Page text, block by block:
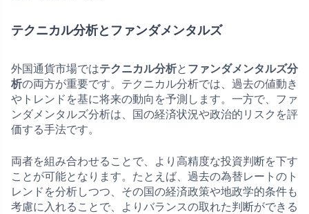
テクニカル分析とファンダメンタルズ
外国通貨市場ではテクニカル分析と ファンダメンタルズ分
析の両方が重要です。テクニカル分析では、過去の値動き
やトレンドを基に将来の動向を予測します。一方で、ファ
ンダメンタルズ分析は、国の経済状況や政治的リスクを評
価する手法です。
両者を組み合わせることで、より高精度な投資判断を下す
ことが可能となります。たとえば、過去の為替レートのト
レンドを分析しつつ、その国の経済政策や地政学的条件も
考慮に入れることで、よりバランスの取れた判断ができる